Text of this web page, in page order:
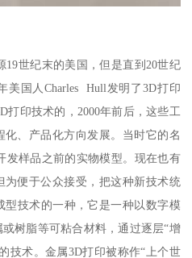
19世纪末的美国，但是直到20世纪
美国人Charles Hull发明了3D打印
打印技术的，2000年前后，这些工
、产品化方向发展。当时它的名
发样品之前的实物模型。现在也有
便于公众接受，把这种新技术统
技术的一种，它是一种以数字模
树脂等可粘合材料，通过逐层“增
技术。金属3D打印被称作“上个世